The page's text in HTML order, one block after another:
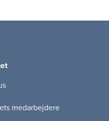
medarbejdere